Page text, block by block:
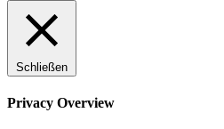
Schließen
Privacy Overview